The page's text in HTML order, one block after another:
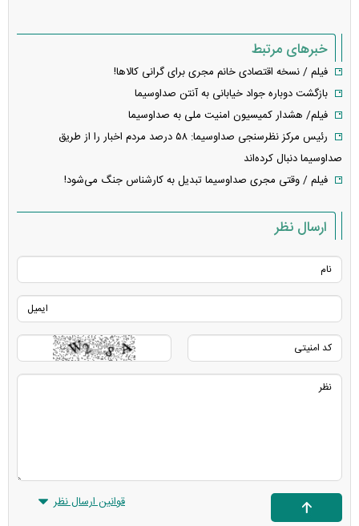
خبرهای مرتبط
فیلم / نسخه اقتصادی خانم مجری برای گرانی کالاها!
بازگشت دوباره جواد خیابانی به آنتن صداوسیما
فیلم/ هشدار کمیسیون امنیت ملی به صداوسیما
رئیس مرکز نظرسنجی صداوسیما: ۵۸ درصد مردم اخبار را از طریق
صداوسیما دنبال کرده‌اند
فیلم / وقتی مجری صداوسیما تبدیل به کارشناس جنگ می‌شود!
ارسال نظر
قوانین ارسال نظر